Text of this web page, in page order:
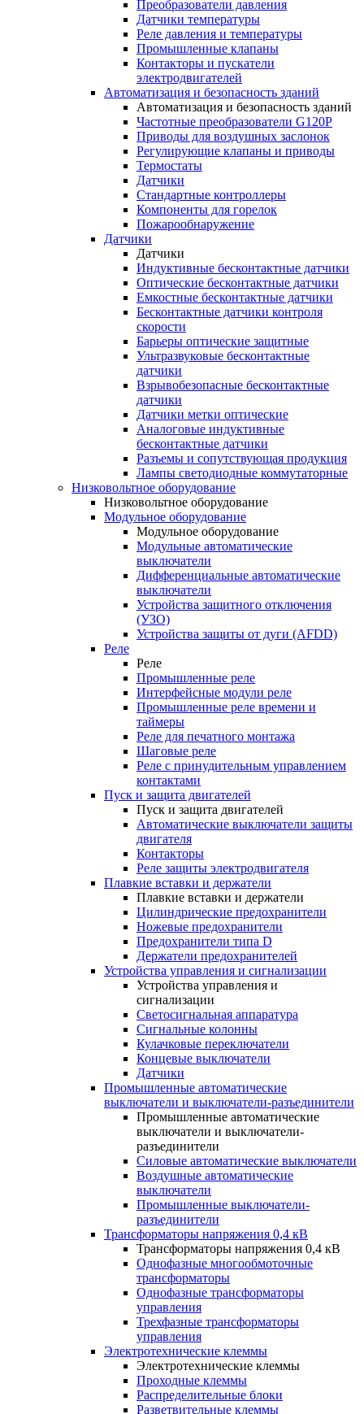
Преобразователи давления
Датчики температуры
Реле давления и температуры
Промышленные клапаны
Контакторы и пускатели
электродвигателей
Автоматизация и безопасность зданий
Автоматизация и безопасность зданий
Частотные преобразователи G120P
Приводы для воздушных заслонок
Регулирующие клапаны и приводы
Термостаты
Датчики
Стандартные контроллеры
Компоненты для горелок
Пожарообнаружение
Датчики
Датчики
Индуктивные бесконтактные датчики
Оптические бесконтактные датчики
Емкостные бесконтактные датчики
Бесконтактные датчики контроля
скорости
Барьеры оптические защитные
Ультразвуковые бесконтактные
датчики
Взрывобезопасные бесконтактные
датчики
Датчики метки оптические
Аналоговые индуктивные
бесконтактные датчики
Разъемы и сопутствующая продукция
Лампы светодиодные коммутаторные
Низковольтное оборудование
Низковольтное оборудование
Модульное оборудование
Модульное оборудование
Модульные автоматические
выключатели
Дифференциальные автоматические
выключатели
Устройства защитного отключения
(УЗО)
Устройства защиты от дуги (AFDD)
Реле
Реле
Промышленные реле
Интерфейсные модули реле
Промышленные реле времени и
таймеры
Реле для печатного монтажа
Шаговые реле
Реле с принудительным управлением
контактами
Пуск и защита двигателей
Пуск и защита двигателей
Автоматические выключатели защиты
двигателя
Контакторы
Реле защиты электродвигателя
Плавкие вставки и держатели
Плавкие вставки и держатели
Цилиндрические предохранители
Ножевые предохранители
Предохранители типа D
Держатели предохранителей
Устройства управления и сигнализации
Устройства управления и
сигнализации
Светосигнальная аппаратура
Сигнальные колонны
Кулачковые переключатели
Концевые выключатели
Датчики
Промышленные автоматические
выключатели и выключатели-разъединители
Промышленные автоматические
выключатели и выключатели-
разъединители
Силовые автоматические выключатели
Воздушные автоматические
выключатели
Промышленные выключатели-
разъединители
Трансформаторы напряжения 0,4 кВ
Трансформаторы напряжения 0,4 кВ
Однофазные многообмоточные
трансформаторы
Однофазные трансформаторы
управления
Трехфазные трансформаторы
управления
Электротехнические клеммы
Электротехнические клеммы
Проходные клеммы
Распределительные блоки
Разветвительные клеммы